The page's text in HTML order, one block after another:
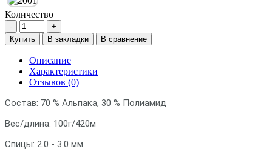
Количество
Купить В закладки В сравнение
Описание
Характеристики
Отзывов (0)
Состав: 70 % Альпака, 30 % Полиамид
Вес/длина: 100г/420м
Спицы: 2.0 - 3.0 мм